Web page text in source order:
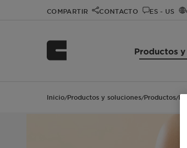
COMPARTIR CONTACTO ES - US
Productos
Inicio/Productos y soluciones/Productos/